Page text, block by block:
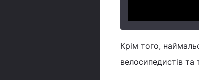
Крім того,
велосипедистів